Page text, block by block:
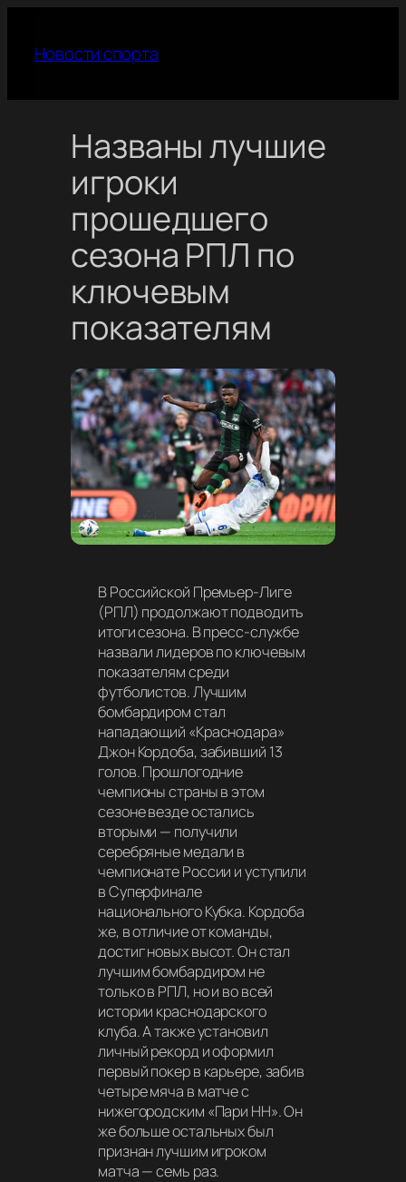
содержимому
Новости спорта
Названы лучшие
игроки
прошедшего
сезона РПЛ по
ключевым
показателям
В Российской Премьер-Лиге
(РПЛ) продолжают подводить
итоги сезона. В пресс-службе
назвали лидеров по ключевым
показателям среди
футболистов. Лучшим
бомбардиром стал
нападающий «Краснодара»
Джон Кордоба, забивший 13
голов. Прошлогодние
чемпионы страны в этом
сезоне везде остались
вторыми — получили
серебряные медали в
чемпионате России и уступили
в Суперфинале
национального Кубка. Кордоба
же, в отличие от команды,
достиг новых высот. Он стал
лучшим бомбардиром не
только в РПЛ, но и во всей
истории краснодарского
клуба. А также установил
личный рекорд и оформил
первый покер в карьере, забив
четыре мяча в матче с
нижегородским «Пари НН». Он
же больше остальных был
признан лучшим игроком
матча — семь раз.